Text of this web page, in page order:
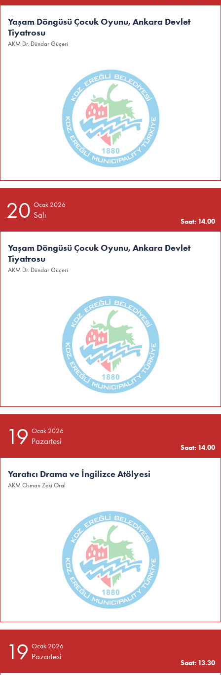
Yaşam Döngüsü Çocuk Oyunu, Ankara Devlet
Tiyatrosu
AKM Dr. Dündar Güçeri
20 Ocak 2026
Salı
Saat: 14.00
Yaşam Döngüsü Çocuk Oyunu, Ankara Devlet
Tiyatrosu
AKM Dr. Dündar Güçeri
19 Ocak 2026
Pazartesi
Saat: 14.00
Yaratıcı Drama ve İngilizce Atölyesi
AKM Osman Zeki Oral
19 Ocak 2026
Pazartesi
Saat: 13.30